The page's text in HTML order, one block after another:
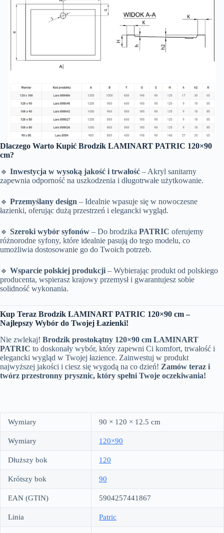
Dlaczego Warto Kupić Brodzik LAMINART PATRIC 120×90
cm?
🔹 Inwestycja w wysoką jakość i trwałość – Akryl sanitarny
zapewnia odporność na uszkodzenia i długotrwałe użytkowanie.
🔹 Przemyślany design – Idealnie wpasuje się w nowoczesne
łazienki, oferując dużą przestrzeń i elegancki wygląd.
🔹 Szeroki wybór syfonów – Do brodzika PATRIC oferujemy
różnorodne syfony, które idealnie pasują do tego modelu, co
umożliwia dostosowanie go do Twoich potrzeb.
🔹 Wsparcie polskiej produkcji – Wybierając produkt od polskiego
producenta, wspierasz krajowy przemysł i gwarantujesz sobie
solidność wykonania.
Kup Teraz Brodzik LAMINART PATRIC 120×90 cm –
Najlepszy Wybór do Twojej Łazienki!
Nie zwlekaj! Brodzik prostokątny 120×90 cm LAMINART
PATRIC to doskonały wybór, który zapewni Ci komfort, trwałość i
elegancki wygląd w Twojej łazience. Zainwestuj w produkt
najwyższej jakości i ciesz się wygodą na co dzień! Zamów teraz i
twórz przestronny prysznic, który spełni Twoje oczekiwania!
Wymiary 90 × 120 × 12.5 cm
Wymiary 120×90
Dłuższy bok 120
Krótszy bok 90
EAN (GTIN) 5904257441867
Linia Patric